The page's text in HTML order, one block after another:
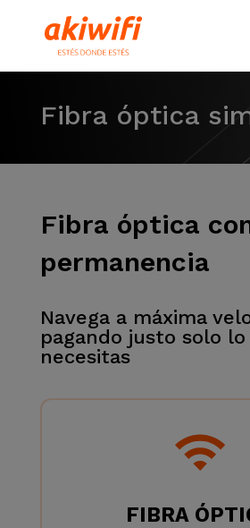
Fibra óptica
Fibra óptica
permanencia
Navega a máxima
pagando justo solo
necesitas
FIBRA